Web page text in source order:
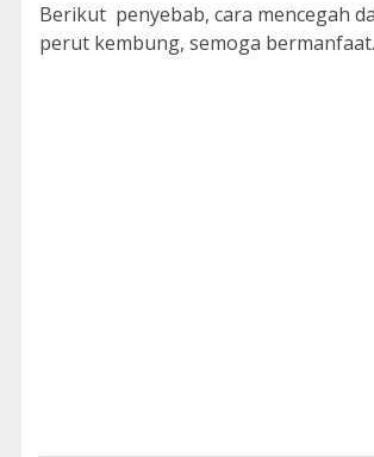
Berikut penyebab, cara mencegah
perut kembung, semoga bermanfaat.